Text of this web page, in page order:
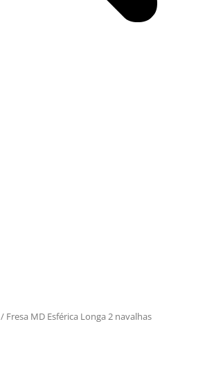
/ Fresa MD Esférica Longa 2 navalhas